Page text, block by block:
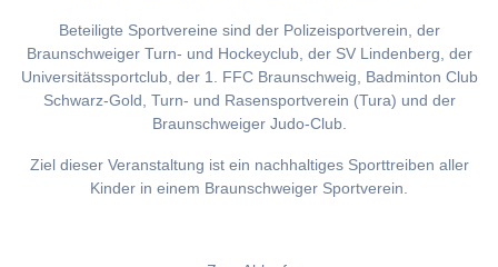
Beteiligte Sportvereine sind der Polizeisportverein, der
Braunschweiger Turn- und Hockeyclub, der SV Lindenberg, der
Universitätssportclub, der 1. FFC Braunschweig, Badminton Club
Schwarz-Gold, Turn- und Rasensportverein (Tura) und der
Braunschweiger Judo-Club.
Ziel dieser Veranstaltung ist ein nachhaltiges Sporttreiben aller
Kinder in einem Braunschweiger Sportverein.